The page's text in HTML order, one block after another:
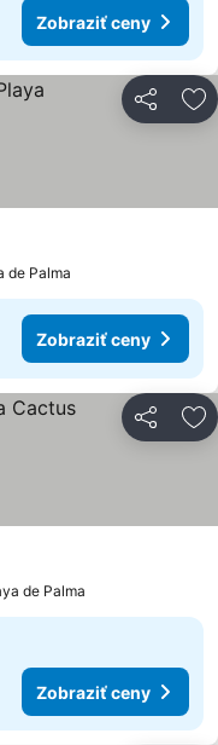
Zobraziť ceny
Zdieľať
de Palma
Zobraziť ceny
Zdieľať
de Palma
Zobraziť ceny